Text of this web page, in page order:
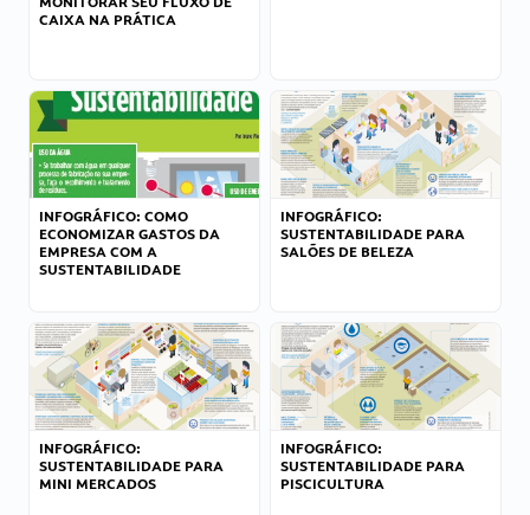
CAIXA NA PRÁTICA
INFOGRÁFICO: COMO
ECONOMIZAR GASTOS DA
EMPRESA COM A
SUSTENTABILIDADE
INFOGRÁFICO:
SUSTENTABILIDADE PARA
SALÕES DE BELEZA
INFOGRÁFICO:
SUSTENTABILIDADE PARA
MINI MERCADOS
INFOGRÁFICO:
SUSTENTABILIDADE PARA
PISCICULTURA